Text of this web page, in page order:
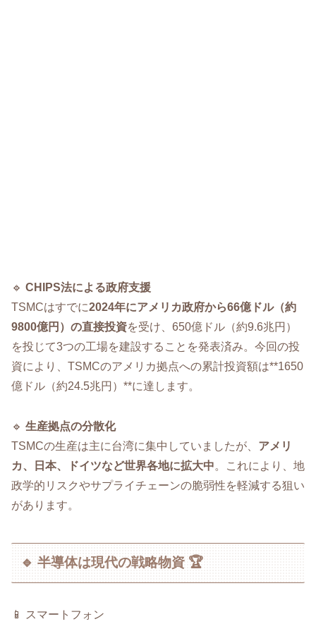
🔹 CHIPS法による政府支援
TSMCはすでに2024年にアメリカ政府から66億ドル（約
9800億円）の直接投資を受け、650億ドル（約9.6兆円）
を投じて3つの工場を建設することを発表済み。今回の投
資により、TSMCのアメリカ拠点への累計投資額は**1650
億ドル（約24.5兆円）**に達します。
🔹 生産拠点の分散化
TSMCの生産は主に台湾に集中していましたが、 アメリ
カ、日本、ドイツなど世界各地に拡大中。これにより、地
政学的リスクやサプライチェーンの脆弱性を軽減する狙い
があります。
🔹 半導体は現代の戦略物資 🏆
📱 スマートフォン